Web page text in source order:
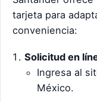
tarjeta para
conveniencia:
Solicitud en
Ingresa al
México.